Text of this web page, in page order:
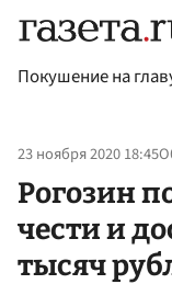
Покушение на
23 ноября 2020 18:45
Рогозин
чести и
тысяч